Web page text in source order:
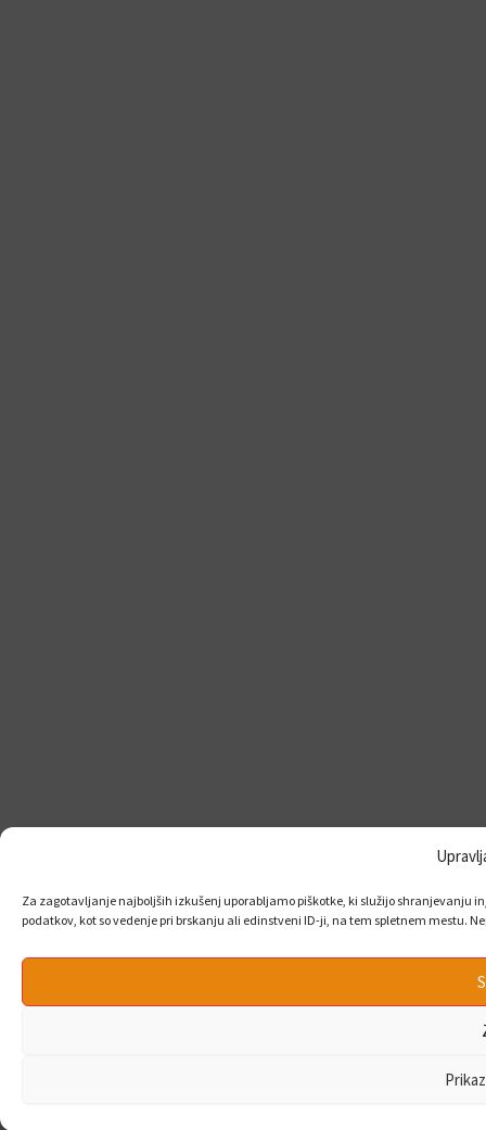
Za zagotavljanje najboljših izkušenj uporabljamo piškotke, ki služijo shranjevanju
podatkov, kot so vedenje pri brskanju ali edinstveni ID-ji, na tem spletnem mestu.